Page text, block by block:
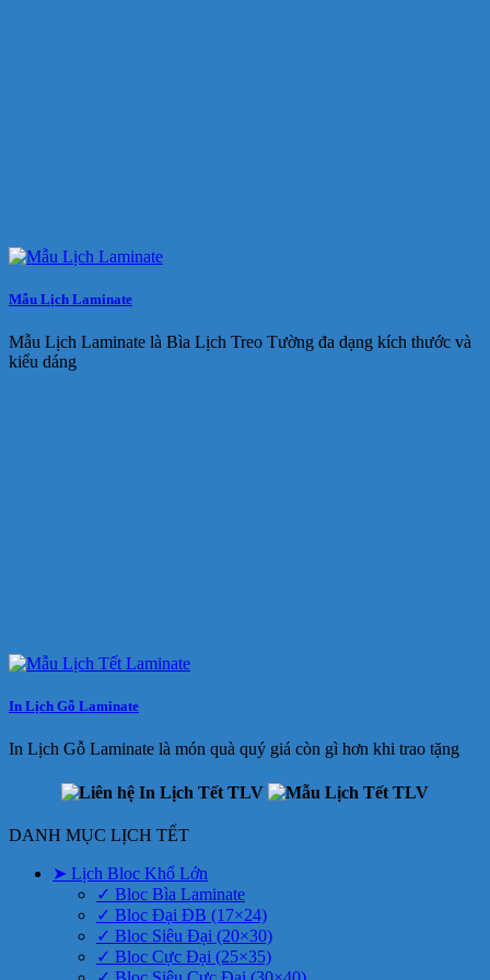
Mẫu Lịch Laminate
Mẫu Lịch Laminate là Bìa Lịch Treo Tường đa dạng kích thước và
kiểu dáng
In Lịch Gỗ Laminate
In Lịch Gỗ Laminate là món quà quý giá còn gì hơn khi trao tặng
DANH MỤC LỊCH TẾT
➤ Lịch Bloc Khổ Lớn
✓ Bloc Bìa Laminate
✓ Bloc Đại ĐB (17×24)
✓ Bloc Siêu Đại (20×30)
✓ Bloc Cực Đại (25×35)